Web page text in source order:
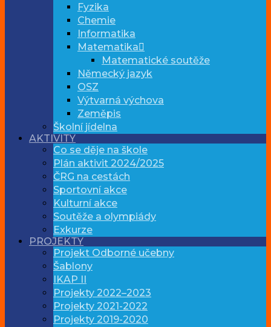
Fyzika
Chemie
Informatika
Matematika
Matematické soutěže
Německý jazyk
OSZ
Výtvarná výchova
Zeměpis
Školní jídelna
AKTIVITY
Co se děje na škole
Plán aktivit 2024/2025
ČRG na cestách
Sportovní akce
Kulturní akce
Soutěže a olympiády
Exkurze
PROJEKTY
Projekt Odborné učebny
Šablony
IKAP II
Projekty 2022–2023
Projekty 2021-2022
Projekty 2019-2020